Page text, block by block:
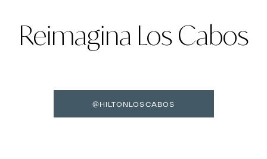
Reimagina Los Cabos
@HILTONLOSCABOS